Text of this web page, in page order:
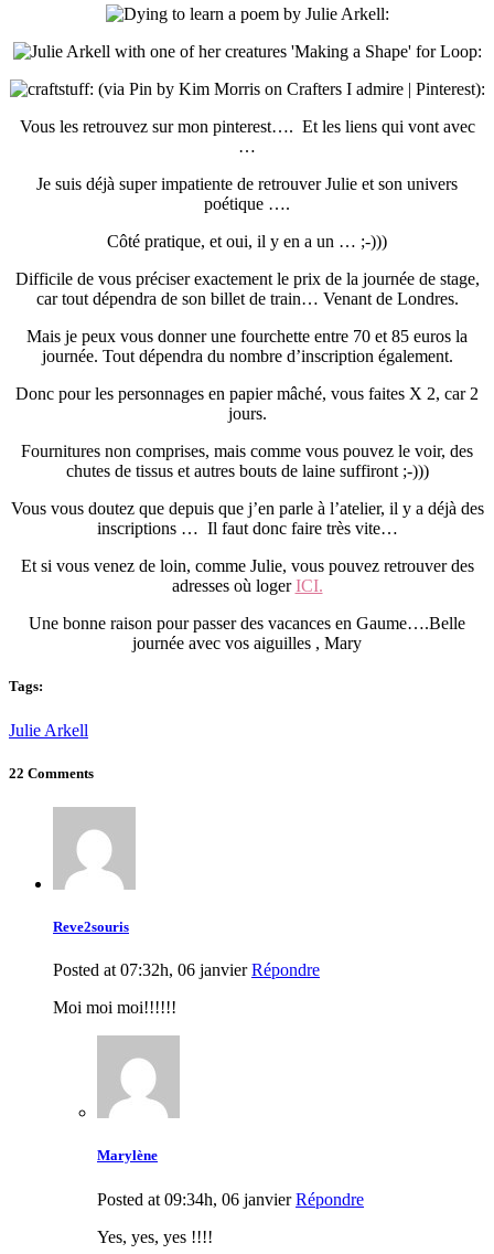
Vous les retrouvez sur mon pinterest…. Et les liens qui vont avec
…
Je suis déjà super impatiente de retrouver Julie et son univers
poétique ….
Côté pratique, et oui, il y en a un … ;-)))
Difficile de vous préciser exactement le prix de la journée de stage,
car tout dépendra de son billet de train… Venant de Londres.
Mais je peux vous donner une fourchette entre 70 et 85 euros la
journée. Tout dépendra du nombre d’inscription également.
Donc pour les personnages en papier mâché, vous faites X 2, car 2
jours.
Fournitures non comprises, mais comme vous pouvez le voir, des
chutes de tissus et autres bouts de laine suffiront ;-)))
Vous vous doutez que depuis que j’en parle à l’atelier, il y a déjà des
inscriptions … Il faut donc faire très vite…
Et si vous venez de loin, comme Julie, vous pouvez retrouver des
adresses où logerICI.
Une bonne raison pour passer des vacances en Gaume….Belle
journée avec vos aiguilles , Mary
Tags:
Julie Arkell
22 Comments
Reve2souris
Posted at 07:32h, 06 janvier Répondre
Moi moi moi!!!!!!
Marylène
Posted at 09:34h, 06 janvier Répondre
Yes, yes, yes !!!!